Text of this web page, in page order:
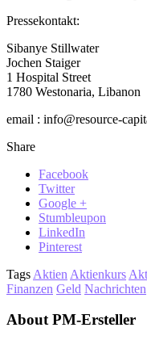
Pressekontakt:
Sibanye Stillwater
Jochen Staiger
1 Hospital Street
1780 Westonaria, Libanon
email : info@resource-
Share
Facebook
Twitter
Google +
Stumbleupon
LinkedIn
Pinterest
Tags Aktien Aktienkurs
Finanzen Geld Nachrichten
About PM-Ersteller